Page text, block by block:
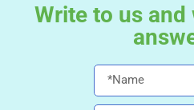
Write to us